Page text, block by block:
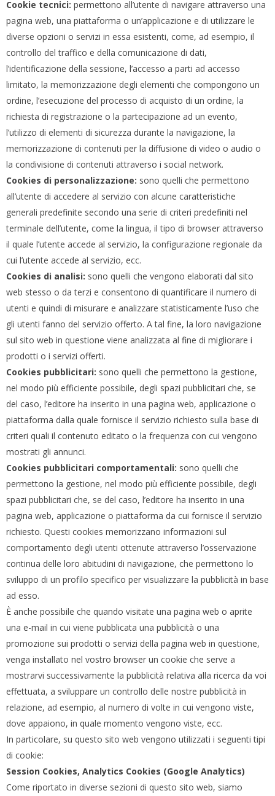
Cookie tecnici: permettono all’utente di navigare attraverso una
pagina web, una piattaforma o un’applicazione e di utilizzare le
diverse opzioni o servizi in essa esistenti, come, ad esempio, il
controllo del traffico e della comunicazione di dati,
l’identificazione della sessione, l’accesso a parti ad accesso
limitato, la memorizzazione degli elementi che compongono un
ordine, l’esecuzione del processo di acquisto di un ordine, la
richiesta di registrazione o la partecipazione ad un evento,
l’utilizzo di elementi di sicurezza durante la navigazione, la
memorizzazione di contenuti per la diffusione di video o audio o
la condivisione di contenuti attraverso i social network.
Cookies di personalizzazione: sono quelli che permettono
all’utente di accedere al servizio con alcune caratteristiche
generali predefinite secondo una serie di criteri predefiniti nel
terminale dell’utente, come la lingua, il tipo di browser attraverso
il quale l’utente accede al servizio, la configurazione regionale da
cui l’utente accede al servizio, ecc.
Cookies di analisi: sono quelli che vengono elaborati dal sito
web stesso o da terzi e consentono di quantificare il numero di
utenti e quindi di misurare e analizzare statisticamente l’uso che
gli utenti fanno del servizio offerto. A tal fine, la loro navigazione
sul sito web in questione viene analizzata al fine di migliorare i
prodotti o i servizi offerti.
Cookies pubblicitari: sono quelli che permettono la gestione,
nel modo più efficiente possibile, degli spazi pubblicitari che, se
del caso, l’editore ha inserito in una pagina web, applicazione o
piattaforma dalla quale fornisce il servizio richiesto sulla base di
criteri quali il contenuto editato o la frequenza con cui vengono
mostrati gli annunci.
Cookies pubblicitari comportamentali: sono quelli che
permettono la gestione, nel modo più efficiente possibile, degli
spazi pubblicitari che, se del caso, l’editore ha inserito in una
pagina web, applicazione o piattaforma da cui fornisce il servizio
richiesto. Questi cookies memorizzano informazioni sul
comportamento degli utenti ottenute attraverso l’osservazione
continua delle loro abitudini di navigazione, che permettono lo
sviluppo di un profilo specifico per visualizzare la pubblicità in base
ad esso.
È anche possibile che quando visitate una pagina web o aprite
una e-mail in cui viene pubblicata una pubblicità o una
promozione sui prodotti o servizi della pagina web in questione,
venga installato nel vostro browser un cookie che serve a
mostrarvi successivamente la pubblicità relativa alla ricerca da voi
effettuata, a sviluppare un controllo delle nostre pubblicità in
relazione, ad esempio, al numero di volte in cui vengono viste,
dove appaiono, in quale momento vengono viste, ecc.
In particolare, su questo sito web vengono utilizzati i seguenti tipi
di cookie:
Session Cookies, Analytics Cookies (Google Analytics)
Come riportato in diverse sezioni di questo sito web, siamo